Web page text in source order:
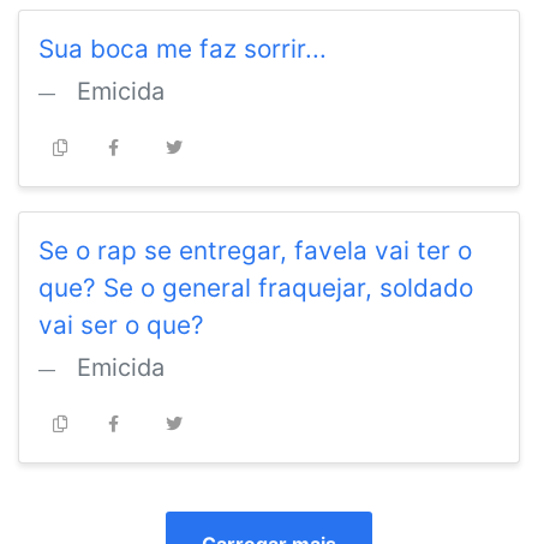
Sua boca me faz sorrir...
Emicida
Se o rap se entregar, favela vai ter o
que? Se o general fraquejar, soldado
vai ser o que?
Emicida